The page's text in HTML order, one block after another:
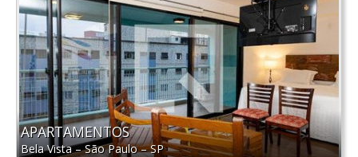
APARTAMENTOS
Bela Vista–São Paulo–SP